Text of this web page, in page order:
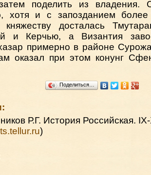
поделить из владения.
хотя и с запозданием
княжеству досталась
и Керчью, а Византия
примерно в районе
оказал при этом конунг
Поделиться…
Р.Г. История Российская.
)